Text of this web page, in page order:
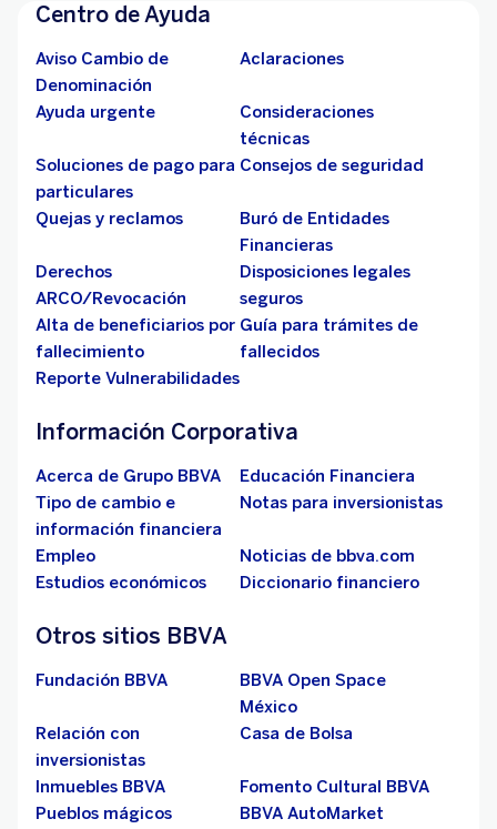
Centro de Ayuda
Aviso Cambio de
Denominación
Aclaraciones
Ayuda urgente
Consideraciones
técnicas
Soluciones de pago para
particulares
Consejos de seguridad
Quejas y reclamos
Buró de Entidades
Financieras
Derechos
ARCO/Revocación
Disposiciones legales
seguros
Alta de beneficiarios por
fallecimiento
Guía para trámites de
fallecidos
Reporte Vulnerabilidades
Información Corporativa
Acerca de Grupo BBVA
Educación Financiera
Tipo de cambio e
información financiera
Notas para inversionistas
Empleo
Noticias de bbva.com
Estudios económicos
Diccionario financiero
Otros sitios BBVA
Fundación BBVA
BBVA Open Space
México
Relación con
inversionistas
Casa de Bolsa
Inmuebles BBVA
Fomento Cultural BBVA
Pueblos mágicos
BBVA AutoMarket